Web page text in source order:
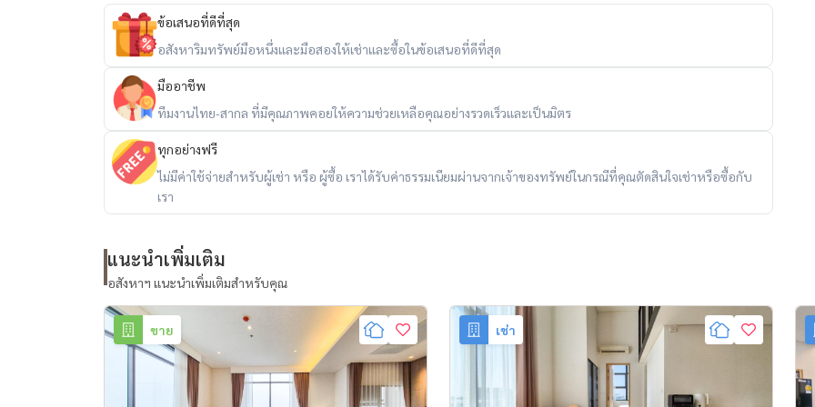
ข้อเสนอที่ดีที่สุด
อสังหาริมทรัพย์มือหนึ่งและมือสองให้เช่าและซื้อในข้อเสนอที่ดีที่สุด
มืออาชีพ
ทีมงานไทย-สากล ที่มีคุณภาพคอยให้ความช่วยเหลือคุณอย่างรวดเร็วและเป็นมิตร
ทุกอย่างฟรี
ไม่มีค่าใช้จ่ายสำหรับผู้เช่า หรือ ผู้ซื้อ เราได้รับค่าธรรมเนียมผ่านจากเจ้าของทรัพย์ในกรณีที่คุณตัดสินใจเช่าหรือซื้อกับ
เรา
แนะนำเพิ่มเติม
อสังหาฯ แนะนำเพิ่มเติมสำหรับคุณ
ขาย เช่า